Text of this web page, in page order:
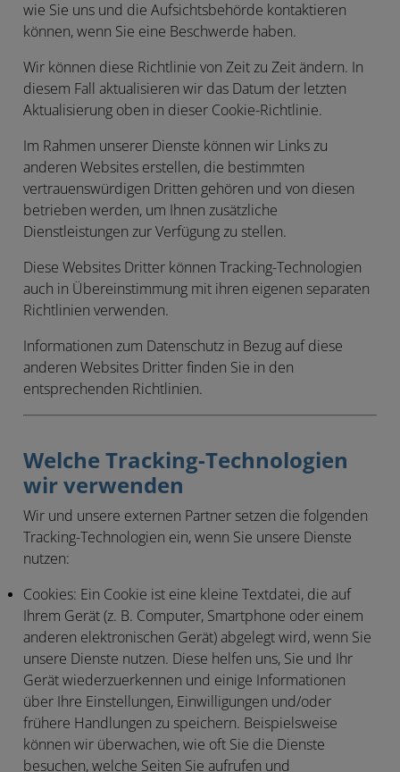
wie Sie uns und die Aufsichtsbehörde kontaktieren
können, wenn Sie eine Beschwerde haben.
Wir können diese Richtlinie von Zeit zu Zeit ändern. In
diesem Fall aktualisieren wir das Datum der letzten
Aktualisierung oben in dieser Cookie-Richtlinie.
Im Rahmen unserer Dienste können wir Links zu
anderen Websites erstellen, die bestimmten
vertrauenswürdigen Dritten gehören und von diesen
betrieben werden, um Ihnen zusätzliche
Dienstleistungen zur Verfügung zu stellen.
Diese Websites Dritter können Tracking-Technologien
auch in Übereinstimmung mit ihren eigenen separaten
Richtlinien verwenden.
Informationen zum Datenschutz in Bezug auf diese
anderen Websites Dritter finden Sie in den
entsprechenden Richtlinien.
Welche Tracking-Technologien
wir verwenden
Wir und unsere externen Partner setzen die folgenden
Tracking-Technologien ein, wenn Sie unsere Dienste
nutzen:
Cookies: Ein Cookie ist eine kleine Textdatei, die auf
Ihrem Gerät (z. B. Computer, Smartphone oder einem
anderen elektronischen Gerät) abgelegt wird, wenn Sie
unsere Dienste nutzen. Diese helfen uns, Sie und Ihr
Gerät wiederzuerkennen und einige Informationen
über Ihre Einstellungen, Einwilligungen und/oder
frühere Handlungen zu speichern. Beispielsweise
können wir überwachen, wie oft Sie die Dienste
besuchen, welche Seiten Sie aufrufen und